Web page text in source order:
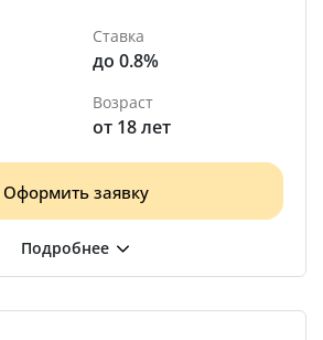
Ставка
до 0.8%
Возраст
от 18 лет
Оформить заявку